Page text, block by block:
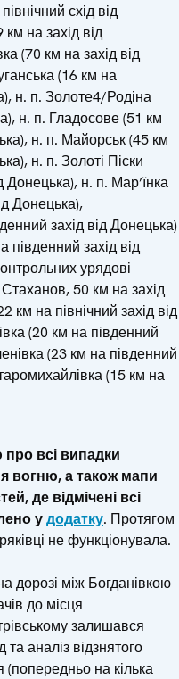
схід від
на захід від
(70 км на захід від
(16 км на
н. п. Золоте4/Родіна
н. п. Гладосове (51 км
н. п. Майорськ (45 км
н. п. Золоті Піски
Донецька), н. п. Мар’їнка
Донецька),
захід від Донецька)
південний захід від
урядові
50 км на захід
км на північний захід від
(20 км на південний
(23 км на південний
(15 км на
всі випадки
вогню, а також мапи
де відмічені всі
удодатку. Протягом
не функціонувала.
дорозі між Богданівкою
до місця
залишався
аналіз відзнятого
на кілька